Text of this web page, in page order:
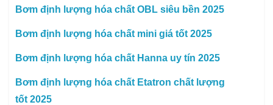
Bơm định lượng hóa chất OBL siêu bền 2025
Bơm định lượng hóa chất mini giá tốt 2025
Bơm định lượng hóa chất Hanna uy tín 2025
Bơm định lượng hóa chất Etatron chất lượng
tốt 2025